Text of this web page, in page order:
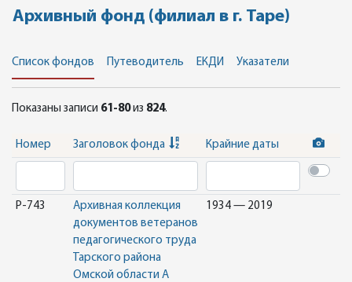
Архивный фонд (филиал в г. Таре)
Список фондов Путеводитель ЕКДИ Указатели
Показаны записи 61-80из 824.
Номер Заголовок фонда Крайние даты
Р-743
Архивная коллекция
документов ветеранов
педагогического труда
Тарского района
Омской области А
1934 — 2019